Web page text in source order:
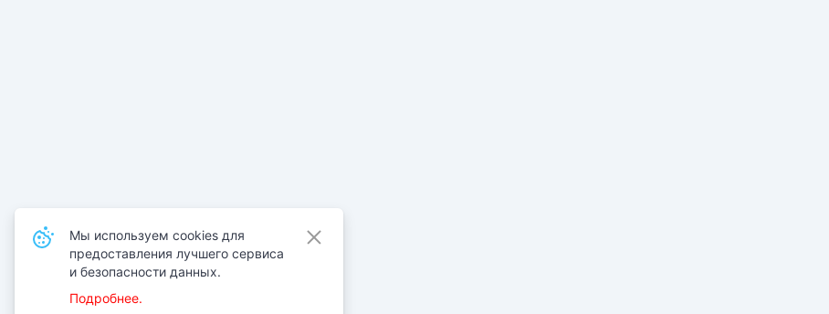
Мы используем cookies для
предоставления лучшего сервиса
и безопасности данных.
Подробнее.